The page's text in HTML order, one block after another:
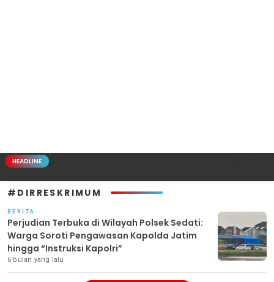
HEADLINE
#DIRRESKRIMUM
BERITA
Perjudian Terbuka di Wilayah Polsek Sedati:
Warga Soroti Pengawasan Kapolda Jatim
hingga “Instruksi Kapolri”
6 bulan yang lalu